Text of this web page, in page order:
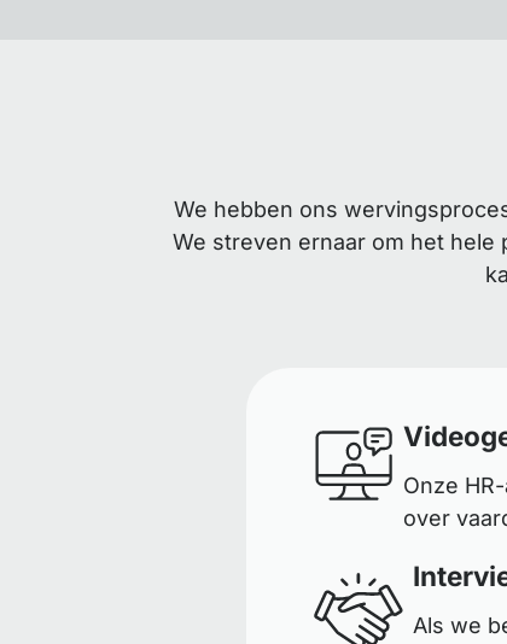
We hebben ons
We streven ernaar om het
Onze
over
Als we